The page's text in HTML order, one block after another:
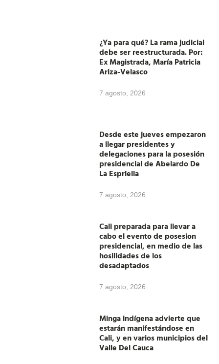
¿Ya para qué? La rama judicial
debe ser reestructurada. Por:
Ex Magistrada, María Patricia
Ariza-Velasco
7 agosto, 2026
Desde este jueves empezaron
a llegar presidentes y
delegaciones para la posesión
presidencial de Abelardo De
La Espriella
7 agosto, 2026
Cali preparada para llevar a
cabo el evento de posesion
presidencial, en medio de las
hosilidades de los
desadaptados
7 agosto, 2026
Minga indígena advierte que
estarán manifestándose en
Cali, y en varios municipios del
Valle Del Cauca